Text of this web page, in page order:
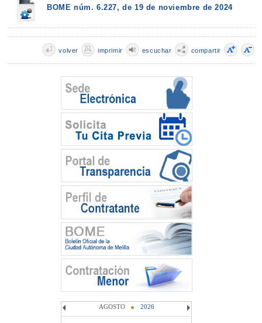
BOME núm. 6.227, de 19 de noviembre de 2024
compartir
escuchar
imprimir
volver
AGOSTO 2026